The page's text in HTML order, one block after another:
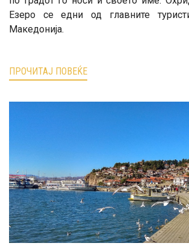
Езеро се едни од главните
Македонија.
ПРОЧИТАЈ ПОВЕЌЕ